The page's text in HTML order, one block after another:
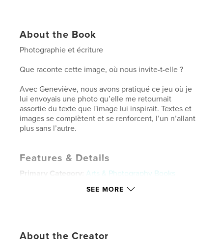
About the Book
Photographie et écriture
Que raconte cette image, où nous invite-t-elle ?
Avec Geneviève, nous avons pratiqué ce jeu où je
lui envoyais une photo qu’elle me retournait
assortie du texte que l'image lui inspirait. Textes et
images se complètent et se renforcent, l’un n’allant
plus sans l’autre.
Features & Details
Primary Category:
Arts & Photography Books
Additional Categories Fine Art Photography
LanguageFrench
SEE MORE
About the Creator